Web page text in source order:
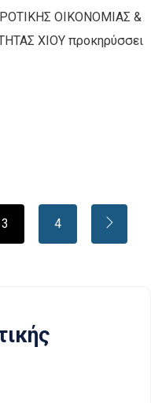
ΟΙΚΟΝΟΜΙΑΣ &
ΧΙΟΥ προκηρύσσει
3 4